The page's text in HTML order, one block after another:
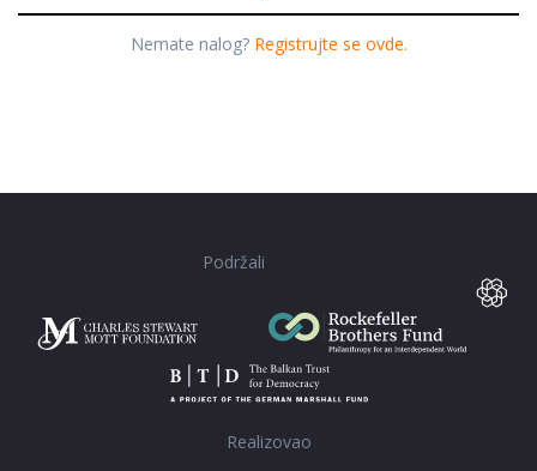
Nemate nalog? Registrujte se ovde.
Podržali
Realizovao